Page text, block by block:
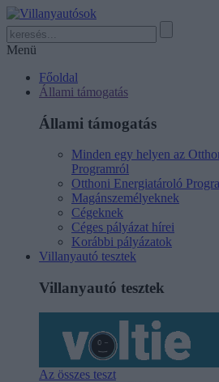
Menü
Főoldal
Állami támogatás
Állami támogatás
Minden egy helyen az
Programról
Otthoni Energiatároló
Magánszemélyeknek
Cégeknek
Céges pályázat hírei
Korábbi pályázatok
Villanyautó tesztek
Villanyautó tesztek
Az összes teszt